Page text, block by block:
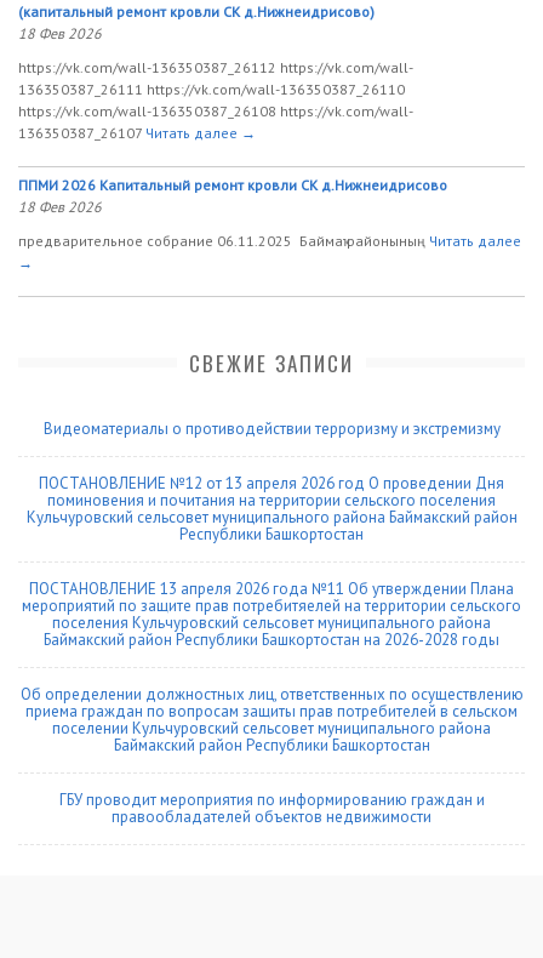
(капитальный ремонт кровли СК д.Нижнеидрисово)
18 Фев 2026
https://vk.com/wall-136350387_26112 https://vk.com/wall-
136350387_26111 https://vk.com/wall-136350387_26110
https://vk.com/wall-136350387_26108 https://vk.com/wall-
136350387_26107 Читать далее →
ППМИ 2026 Капитальный ремонт кровли СК д.Нижнеидрисово
18 Фев 2026
предварительное собрание 06.11.2025 Баймаҡ районының Читать далее
→
СВЕЖИЕ ЗАПИСИ
Видеоматериалы о противодействии терроризму и экстремизму
ПОСТАНОВЛЕНИЕ №12 от 13 апреля 2026 год О проведении Дня
поминовения и почитания на территории сельского поселения
Кульчуровский сельсовет муниципального района Баймакский район
Республики Башкортостан
ПОСТАНОВЛЕНИЕ 13 апреля 2026 года №11 Об утверждении Плана
мероприятий по защите прав потребитяелей на территории сельского
поселения Кульчуровский сельсовет муниципального района
Баймакский район Республики Башкортостан на 2026-2028 годы
Об определении должностных лиц, ответственных по осуществлению
приема граждан по вопросам защиты прав потребителей в сельском
поселении Кульчуровский сельсовет муниципального района
Баймакский район Республики Башкортостан
ГБУ проводит мероприятия по информированию граждан и
правообладателей объектов недвижимости